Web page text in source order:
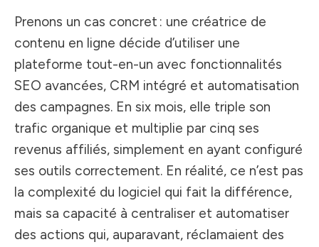
Prenons un cas concret : une créatrice de
contenu en ligne décide d’utiliser une
plateforme tout-en-un avec fonctionnalités
SEO avancées, CRM intégré et automatisation
des campagnes. En six mois, elle triple son
trafic organique et multiplie par cinq ses
revenus affiliés, simplement en ayant configuré
ses outils correctement. En réalité, ce n’est pas
la complexité du logiciel qui fait la différence,
mais sa capacité à centraliser et automatiser
des actions qui, auparavant, réclamaient des